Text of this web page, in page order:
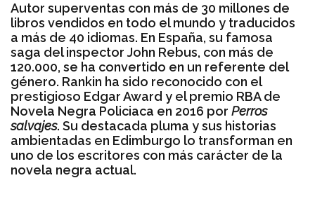
Autor superventas con más de 30 millones de
libros vendidos en todo el mundo y traducidos
a más de 40 idiomas. En España, su famosa
saga del inspector John Rebus, con más de
120.000, se ha convertido en un referente del
género. Rankin ha sido reconocido con el
prestigioso Edgar Award y el premio RBA de
Novela Negra Policiaca en 2016 por Perros
salvajes. Su destacada pluma y sus historias
ambientadas en Edimburgo lo transforman en
uno de los escritores con más carácter de la
novela negra actual.